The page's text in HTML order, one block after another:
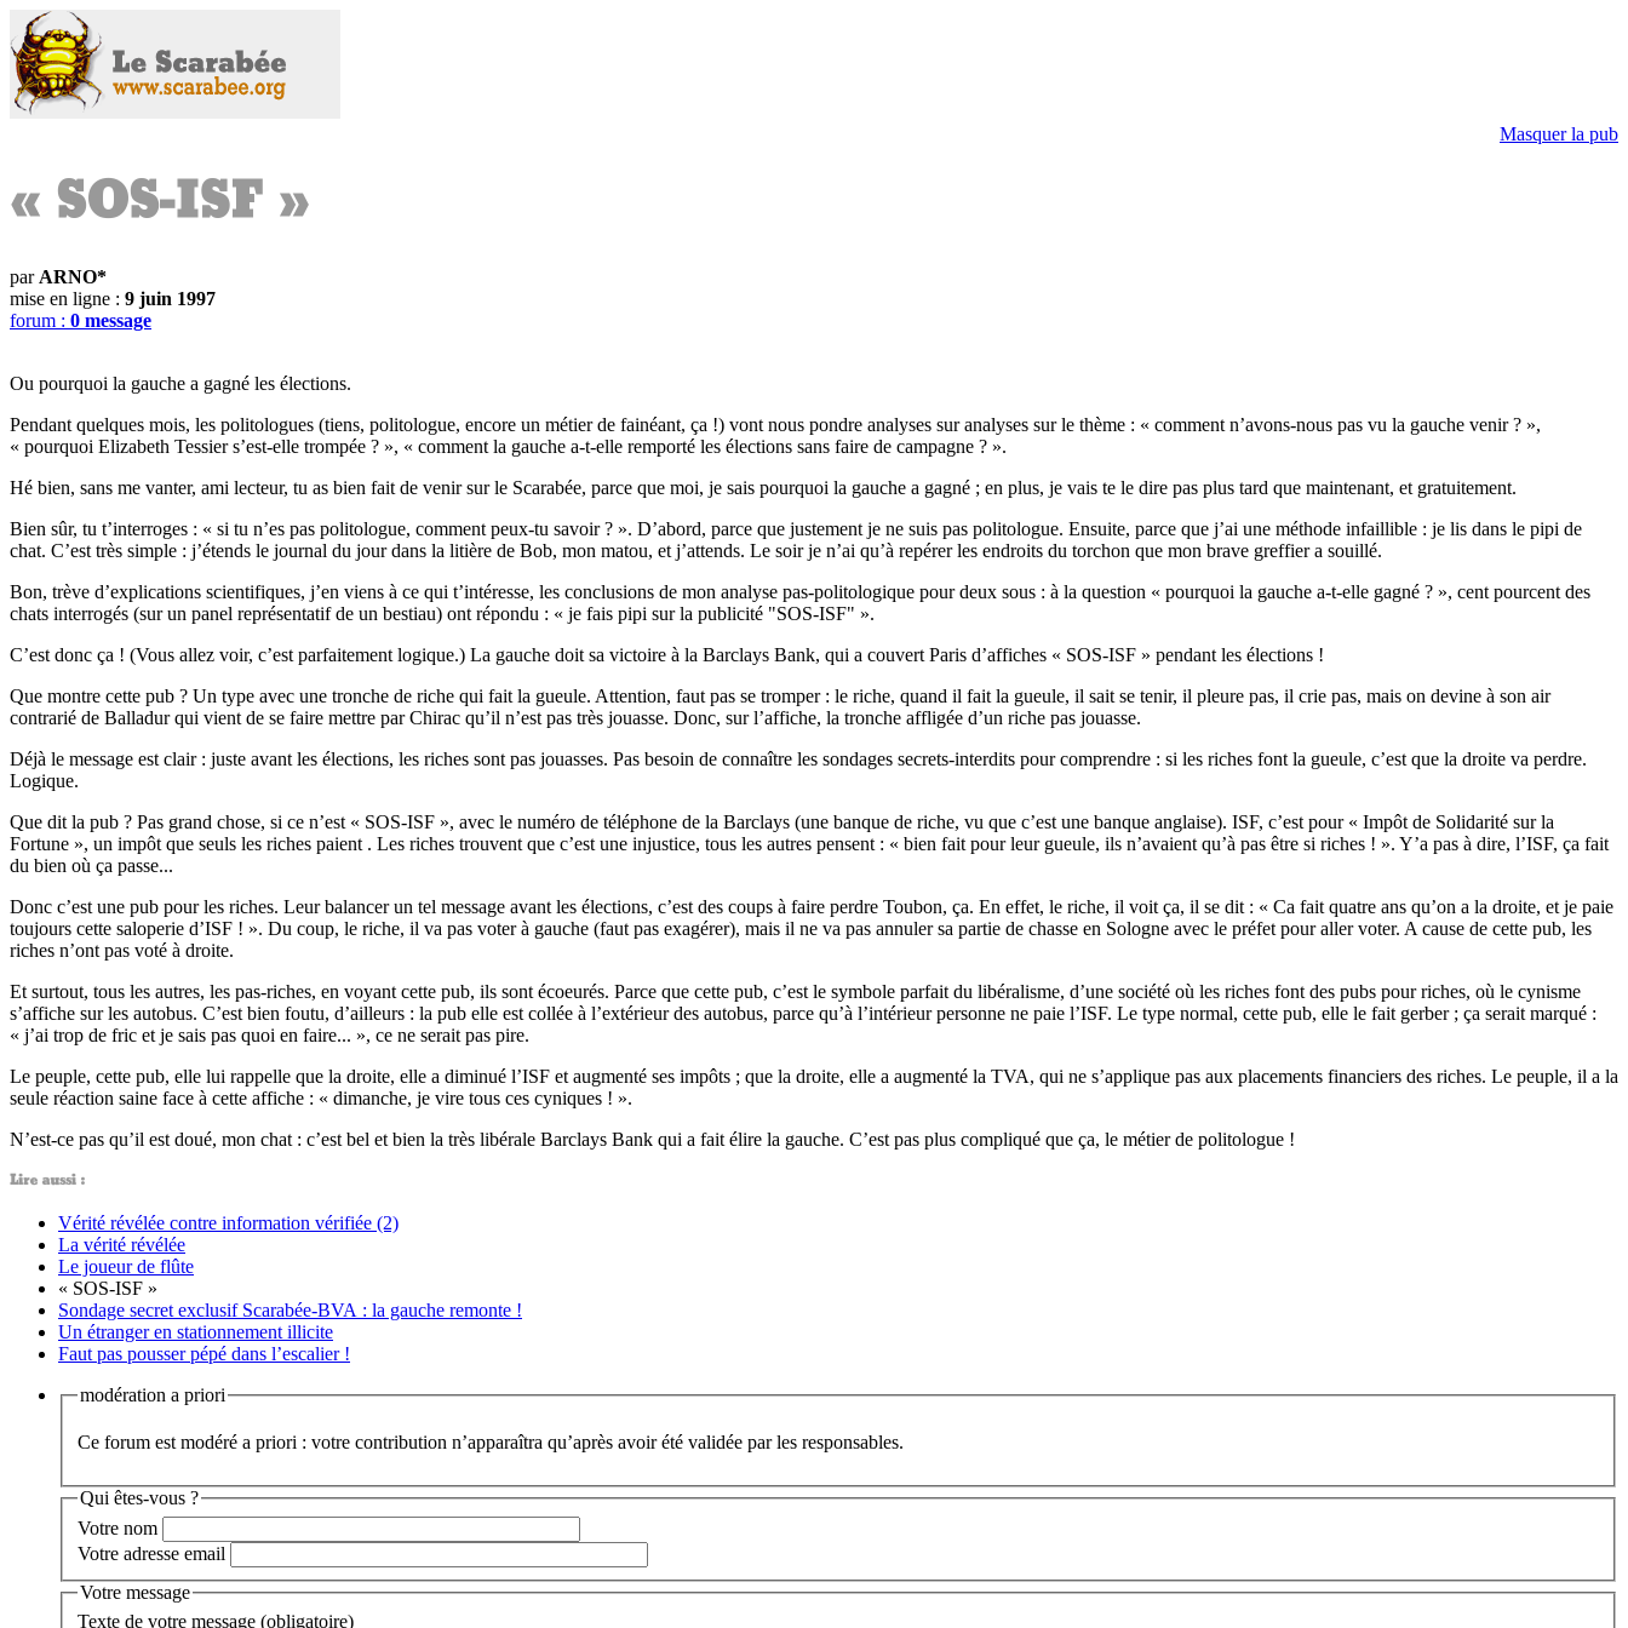
Masquer la pub
par ARNO*
mise en ligne : 9 juin 1997
forum : 0 message
Ou pourquoi la gauche a gagné les élections.
Pendant quelques mois, les politologues (tiens, politologue, encore un métier de fainéant, ça !) vont nous pondre analyses sur analyses sur le thème : « comment n’avons-nous pas vu la gauche venir ? »,
« pourquoi Elizabeth Tessier s’est-elle trompée ? », « comment la gauche a-t-elle remporté les élections sans faire de campagne ? ».
Hé bien, sans me vanter, ami lecteur, tu as bien fait de venir sur le Scarabée, parce que moi, je sais pourquoi la gauche a gagné ; en plus, je vais te le dire pas plus tard que maintenant, et gratuitement.
Bien sûr, tu t’interroges : « si tu n’es pas politologue, comment peux-tu savoir ? ». D’abord, parce que justement je ne suis pas politologue. Ensuite, parce que j’ai une méthode infaillible : je lis dans le pipi de
chat. C’est très simple : j’étends le journal du jour dans la litière de Bob, mon matou, et j’attends. Le soir je n’ai qu’à repérer les endroits du torchon que mon brave greffier a souillé.
Bon, trève d’explications scientifiques, j’en viens à ce qui t’intéresse, les conclusions de mon analyse pas-politologique pour deux sous : à la question « pourquoi la gauche a-t-elle gagné ? », cent pourcent des
chats interrogés (sur un panel représentatif de un bestiau) ont répondu : « je fais pipi sur la publicité "SOS-ISF" ».
C’est donc ça ! (Vous allez voir, c’est parfaitement logique.) La gauche doit sa victoire à la Barclays Bank, qui a couvert Paris d’affiches « SOS-ISF » pendant les élections !
Que montre cette pub ? Un type avec une tronche de riche qui fait la gueule. Attention, faut pas se tromper : le riche, quand il fait la gueule, il sait se tenir, il pleure pas, il crie pas, mais on devine à son air
contrarié de Balladur qui vient de se faire mettre par Chirac qu’il n’est pas très jouasse. Donc, sur l’affiche, la tronche affligée d’un riche pas jouasse.
Déjà le message est clair : juste avant les élections, les riches sont pas jouasses. Pas besoin de connaître les sondages secrets-interdits pour comprendre : si les riches font la gueule, c’est que la droite va perdre.
Logique.
Que dit la pub ? Pas grand chose, si ce n’est « SOS-ISF », avec le numéro de téléphone de la Barclays (une banque de riche, vu que c’est une banque anglaise). ISF, c’est pour « Impôt de Solidarité sur la
Fortune », un impôt que seuls les riches paient . Les riches trouvent que c’est une injustice, tous les autres pensent : « bien fait pour leur gueule, ils n’avaient qu’à pas être si riches ! ». Y’a pas à dire, l’ISF, ça fait
du bien où ça passe...
Donc c’est une pub pour les riches. Leur balancer un tel message avant les élections, c’est des coups à faire perdre Toubon, ça. En effet, le riche, il voit ça, il se dit : « Ca fait quatre ans qu’on a la droite, et je paie
toujours cette saloperie d’ISF ! ». Du coup, le riche, il va pas voter à gauche (faut pas exagérer), mais il ne va pas annuler sa partie de chasse en Sologne avec le préfet pour aller voter. A cause de cette pub, les
riches n’ont pas voté à droite.
Et surtout, tous les autres, les pas-riches, en voyant cette pub, ils sont écoeurés. Parce que cette pub, c’est le symbole parfait du libéralisme, d’une société où les riches font des pubs pour riches, où le cynisme
s’affiche sur les autobus. C’est bien foutu, d’ailleurs : la pub elle est collée à l’extérieur des autobus, parce qu’à l’intérieur personne ne paie l’ISF. Le type normal, cette pub, elle le fait gerber ; ça serait marqué :
« j’ai trop de fric et je sais pas quoi en faire... », ce ne serait pas pire.
Le peuple, cette pub, elle lui rappelle que la droite, elle a diminué l’ISF et augmenté ses impôts ; que la droite, elle a augmenté la TVA, qui ne s’applique pas aux placements financiers des riches. Le peuple, il a la
seule réaction saine face à cette affiche : « dimanche, je vire tous ces cyniques ! ».
N’est-ce pas qu’il est doué, mon chat : c’est bel et bien la très libérale Barclays Bank qui a fait élire la gauche. C’est pas plus compliqué que ça, le métier de politologue !
Vérité révélée contre information vérifiée (2)
La vérité révélée
Le joueur de flûte
« SOS-ISF »
Sondage secret exclusif Scarabée-BVA : la gauche remonte !
Un étranger en stationnement illicite
Faut pas pousser pépé dans l’escalier !
modération a priori
Ce forum est modéré a priori : votre contribution n’apparaîtra qu’après avoir été validée par les responsables.
Qui êtes-vous ?
Votre nom
Votre adresse email
Votre message
Texte de votre message (obligatoire)